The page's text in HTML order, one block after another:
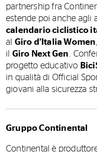
partnership fra
estende poi anche agli
calendario ciclistico
al Giro d’Italia Women
il Giro Next Gen.
progetto educativo
in qualità di Official
giovani alla sicurezza
Gruppo Continental
Continental è